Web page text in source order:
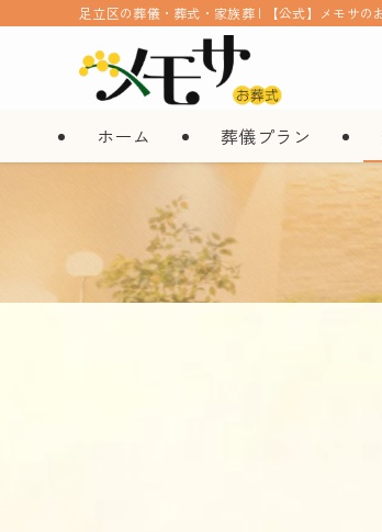
足立区の葬儀・葬式・家族葬 | 【公式】メモサの
ホーム 葬儀プラン